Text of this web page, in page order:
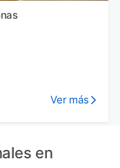
Ver más
en